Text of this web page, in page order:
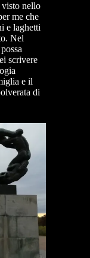
visto nello
me che
e laghetti
Nel
scrivere
e il
di